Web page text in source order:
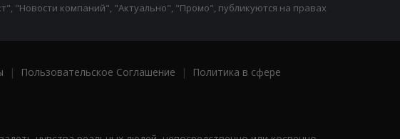
"Новости компаний", "Актуально", "Промо", публикуются на правах
| Пользовательское Соглашение |
Политика в сфере